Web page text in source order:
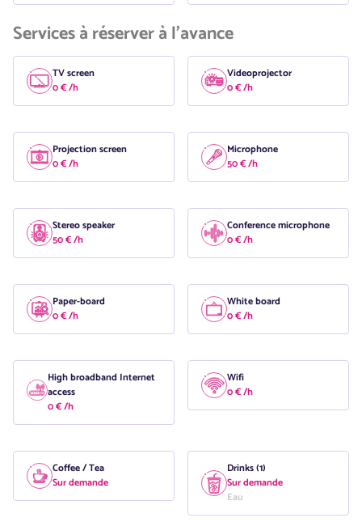
Services à réserver à l'avance
TV screen
0 € /h
Videoprojector
0 € /h
Projection screen
0 € /h
Microphone
50 € /h
Stereo speaker
50 € /h
Conference microphone
0 € /h
Paper-board
0 € /h
White board
0 € /h
High broadband Internet
access
0 € /h
Wifi
0 € /h
Coffee / Tea
Sur demande
Drinks (1)
Sur demande
Eau